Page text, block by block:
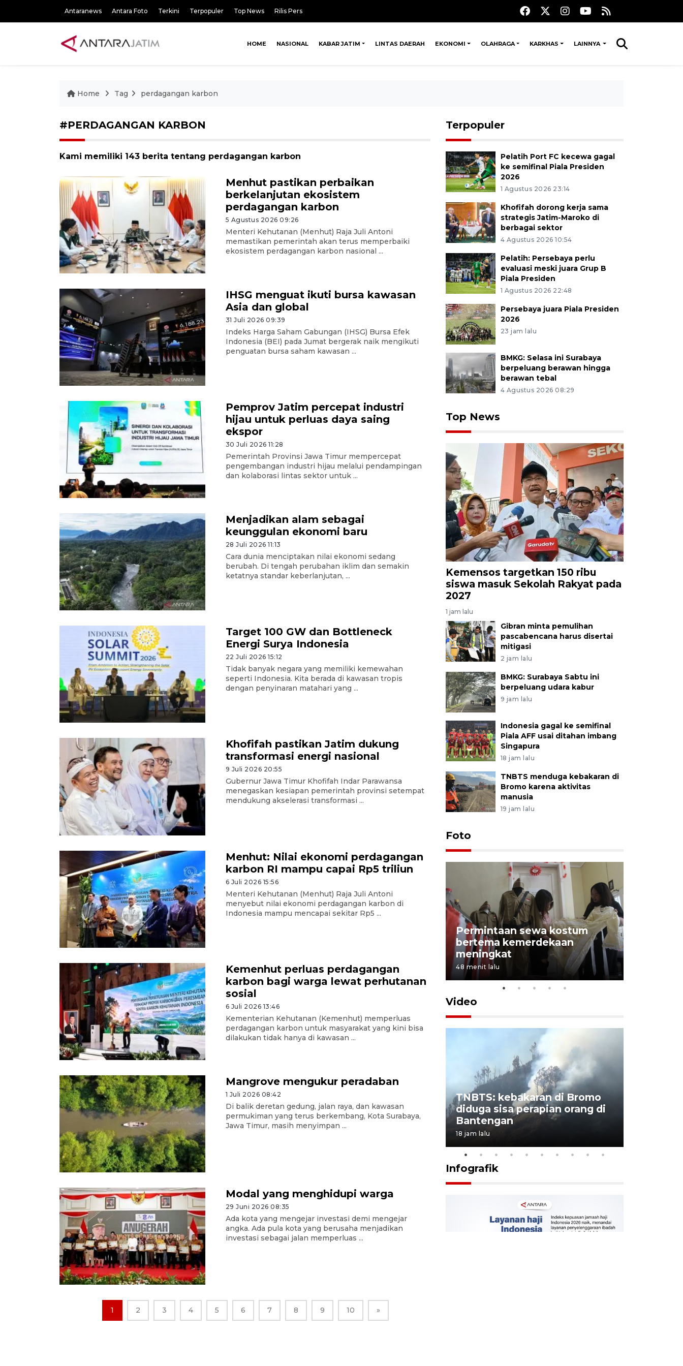
Antaranews Antara Foto Terkini Terpopuler Top News Rilis Pers
HOME NASIONAL KABAR JATIM LINTAS DAERAH EKONOMI OLAHRAGA KARKHAS LAINNYA
Home Tag perdagangan karbon
#PERDAGANGAN KARBON
Kami memiliki 143 berita tentang perdagangan karbon
Menhut pastikan perbaikan
berkelanjutan ekosistem
perdagangan karbon
5 Agustus 2026 09:26
Menteri Kehutanan (Menhut) Raja Juli Antoni
memastikan pemerintah akan terus memperbaiki
ekosistem perdagangan karbon nasional ...
IHSG menguat ikuti bursa kawasan
Asia dan global
31 Juli 2026 09:39
Indeks Harga Saham Gabungan (IHSG) Bursa Efek
Indonesia (BEI) pada Jumat bergerak naik mengikuti
penguatan bursa saham kawasan ...
Pemprov Jatim percepat industri
hijau untuk perluas daya saing
ekspor
30 Juli 2026 11:28
Pemerintah Provinsi Jawa Timur mempercepat
pengembangan industri hijau melalui pendampingan
dan kolaborasi lintas sektor untuk ...
Menjadikan alam sebagai
keunggulan ekonomi baru
28 Juli 2026 11:13
Cara dunia menciptakan nilai ekonomi sedang
berubah. Di tengah perubahan iklim dan semakin
ketatnya standar keberlanjutan, ...
Target 100 GW dan Bottleneck
Energi Surya Indonesia
22 Juli 2026 15:12
Tidak banyak negara yang memiliki kemewahan
seperti Indonesia. Kita berada di kawasan tropis
dengan penyinaran matahari yang ...
Khofifah pastikan Jatim dukung
transformasi energi nasional
9 Juli 2026 20:55
Gubernur Jawa Timur Khofifah Indar Parawansa
menegaskan kesiapan pemerintah provinsi setempat
mendukung akselerasi transformasi ...
Menhut: Nilai ekonomi perdagangan
karbon RI mampu capai Rp5 triliun
6 Juli 2026 15:56
Menteri Kehutanan (Menhut) Raja Juli Antoni
menyebut nilai ekonomi perdagangan karbon di
Indonesia mampu mencapai sekitar Rp5 ...
Kemenhut perluas perdagangan
karbon bagi warga lewat perhutanan
sosial
6 Juli 2026 13:46
Kementerian Kehutanan (Kemenhut) memperluas
perdagangan karbon untuk masyarakat yang kini bisa
dilakukan tidak hanya di kawasan ...
Mangrove mengukur peradaban
1 Juli 2026 08:42
Di balik deretan gedung, jalan raya, dan kawasan
permukiman yang terus berkembang, Kota Surabaya,
Jawa Timur, masih menyimpan ...
Modal yang menghidupi warga
29 Juni 2026 08:35
Ada kota yang mengejar investasi demi mengejar
angka. Ada pula kota yang berusaha menjadikan
investasi sebagai jalan memperluas ...
1 2 3 4 5 6 7 8 9 10 »
Terpopuler
Pelatih Port FC kecewa gagal
ke semifinal Piala Presiden
2026
1 Agustus 2026 23:14
Khofifah dorong kerja sama
strategis Jatim-Maroko di
berbagai sektor
4 Agustus 2026 10:54
Pelatih: Persebaya perlu
evaluasi meski juara Grup B
Piala Presiden
1 Agustus 2026 22:48
Persebaya juara Piala Presiden
2026
23 jam lalu
BMKG: Selasa ini Surabaya
berpeluang berawan hingga
berawan tebal
4 Agustus 2026 08:29
Top News
Kemensos targetkan 150 ribu
siswa masuk Sekolah Rakyat pada
2027
1 jam lalu
Gibran minta pemulihan
pascabencana harus disertai
mitigasi
2 jam lalu
BMKG: Surabaya Sabtu ini
berpeluang udara kabur
9 jam lalu
Indonesia gagal ke semifinal
Piala AFF usai ditahan imbang
Singapura
18 jam lalu
TNBTS menduga kebakaran di
Bromo karena aktivitas
manusia
19 jam lalu
Foto
7 Agustus 2026 14:36
Permintaan sewa kostum
bertema kemerdekaan
meningkat
48 menit lalu
Video
BPBD Jatim kerahkan "Drone
Water Spray" bantu padamkan
kebakaran Bromo
TNBTS: kebakaran di Bromo
diduga sisa perapian orang di
Bantengan
18 jam lalu
Infografik